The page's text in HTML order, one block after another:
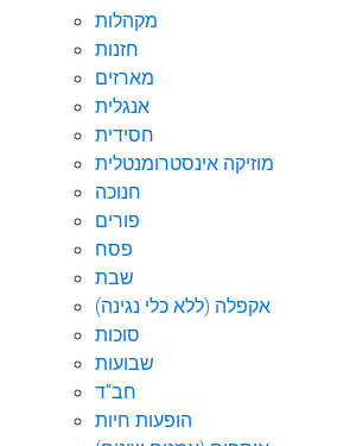
מקהלות
חזנות
מארזים
אנגלית
חסידית
מוזיקה אינסטרומנטלית
חנוכה
פורים
פסח
שבת
אקפלה (ללא כלי נגינה)
סוכות
שבועות
חב"ד
הופעות חיות